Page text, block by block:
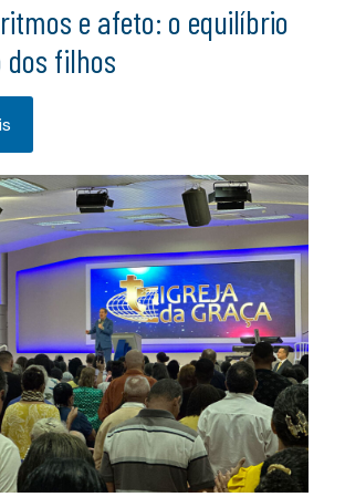
e afeto: o equilíbrio
dos filhos